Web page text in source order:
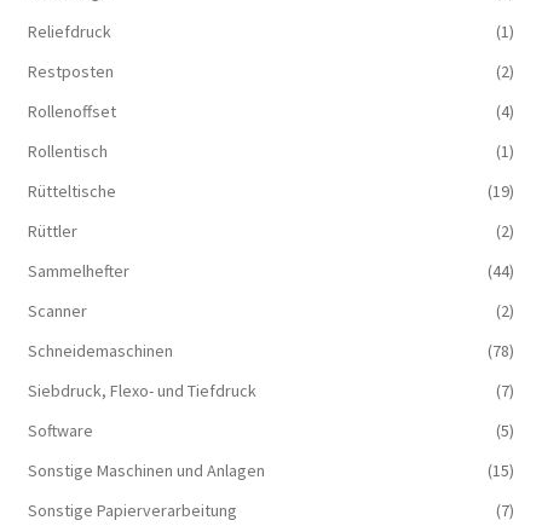
Reliefdruck
(1)
Restposten
(2)
Rollenoffset
(4)
Rollentisch
(1)
Rütteltische
(19)
Rüttler
(2)
Sammelhefter
(44)
Scanner
(2)
Schneidemaschinen
(78)
Siebdruck, Flexo- und Tiefdruck
(7)
Software
(5)
Sonstige Maschinen und Anlagen
(15)
Sonstige Papierverarbeitung
(7)